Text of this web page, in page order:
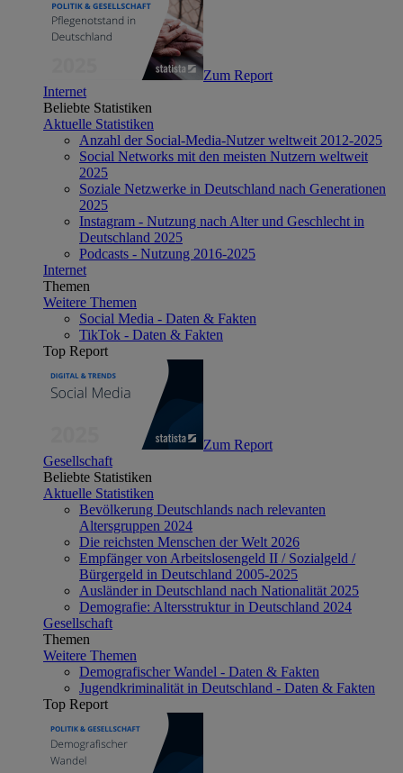
Zum Report
Internet
Beliebte Statistiken
Aktuelle Statistiken
Anzahl der Social-Media-Nutzer weltweit 2012-2025
Social Networks mit den meisten Nutzern weltweit
2025
Soziale Netzwerke in Deutschland nach Generationen
2025
Instagram - Nutzung nach Alter und Geschlecht in
Deutschland 2025
Podcasts - Nutzung 2016-2025
Internet
Themen
Weitere Themen
Social Media - Daten & Fakten
TikTok - Daten & Fakten
Top Report
Zum Report
Gesellschaft
Beliebte Statistiken
Aktuelle Statistiken
Bevölkerung Deutschlands nach relevanten
Altersgruppen 2024
Die reichsten Menschen der Welt 2026
Empfänger von Arbeitslosengeld II / Sozialgeld /
Bürgergeld in Deutschland 2005-2025
Ausländer in Deutschland nach Nationalität 2025
Demografie: Altersstruktur in Deutschland 2024
Gesellschaft
Themen
Weitere Themen
Demografischer Wandel - Daten & Fakten
Jugendkriminalität in Deutschland - Daten & Fakten
Top Report